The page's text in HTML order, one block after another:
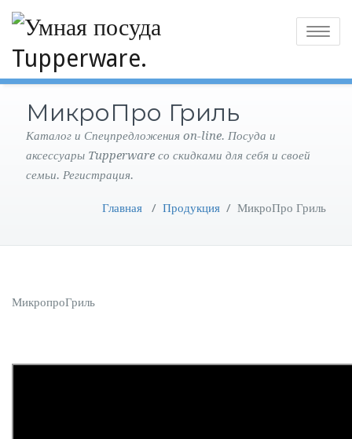
Toggle
МикроПро Гриль
Каталог и Спецпредложения on-line. Посуда и
аксессуары Tupperware со скидками для себя и своей
семьи. Регистрация.
Главная / Продукция / МикроПро Гриль
МикропроГриль